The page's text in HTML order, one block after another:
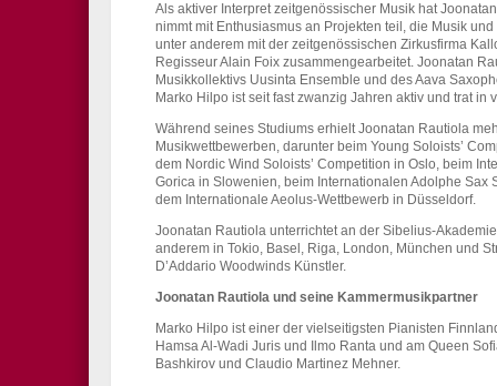
Als aktiver Interpret zeitgenössischer Musik hat
nimmt mit Enthusiasmus an Projekten teil, die Musik
unter anderem mit der zeitgenössischen Zirkusfirma
Regisseur Alain Foix zusammengearbeitet. Joonatan
Musikkollektivs Uusinta Ensemble und des Aava
Marko Hilpo ist seit fast zwanzig Jahren aktiv und trat
Während seines Studiums erhielt Joonatan Rautiola
Musikwettbewerben, darunter beim Young Soloists’
dem Nordic Wind Soloists’ Competition in Oslo, beim
Gorica in Slowenien, beim Internationalen Adolphe
dem Internationale Aeolus-Wettbewerb in Düsseldorf.
Joonatan Rautiola unterrichtet an der Sibelius-
anderem in Tokio, Basel, Riga, London, München und
D’Addario Woodwinds Künstler.
Joonatan Rautiola und seine Kammermusikpartner
Marko Hilpo ist einer der vielseitigsten Pianisten
Hamsa Al-Wadi Juris und Ilmo Ranta und am Queen
Bashkirov und Claudio Martinez Mehner.